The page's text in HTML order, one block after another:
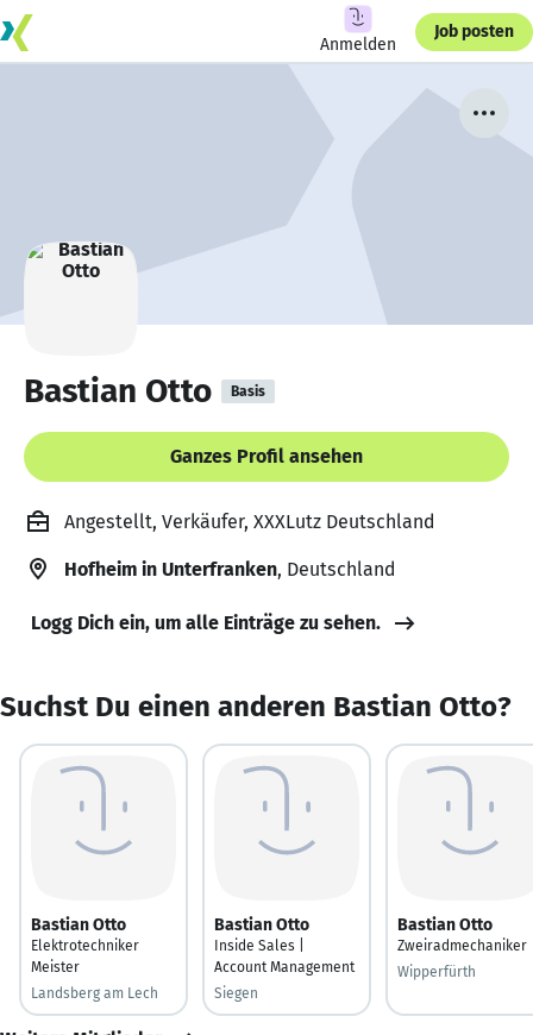
Anmelden
Job posten
Bastian Otto Basis
Ganzes Profil ansehen
Angestellt, Verkäufer, XXXLutz Deutschland
Hofheim in Unterfranken, Deutschland
Logg Dich ein, um alle Einträge zu sehen.
Suchst Du einen anderen Bastian Otto?
Bastian Otto
Elektrotechniker
Meister
Landsberg am Lech
Bastian Otto
Inside Sales |
Account Management
Siegen
Bastian Otto
Zweiradmechaniker
Wipperfürth